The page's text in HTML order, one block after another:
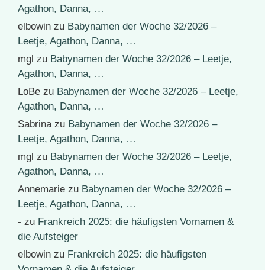
Agathon, Danna, …
elbowin zu Babynamen der Woche 32/2026 –
Leetje, Agathon, Danna, …
mgl zu Babynamen der Woche 32/2026 – Leetje,
Agathon, Danna, …
LoBe zu Babynamen der Woche 32/2026 – Leetje,
Agathon, Danna, …
Sabrinazu Babynamen der Woche 32/2026 –
Leetje, Agathon, Danna, …
mgl zu Babynamen der Woche 32/2026 – Leetje,
Agathon, Danna, …
Annemarie zu Babynamen der Woche 32/2026 –
Leetje, Agathon, Danna, …
- zu Frankreich 2025: die häufigsten Vornamen &
die Aufsteiger
elbowin zu Frankreich 2025: die häufigsten